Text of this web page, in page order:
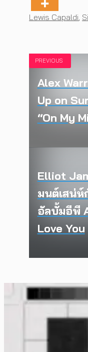
Tags
Lewis Capaldi
PREVIOUS
Alex
Up on
“On My
Elliot
มนต์เสน่ห์
อัลบั้มอีพี
Love You